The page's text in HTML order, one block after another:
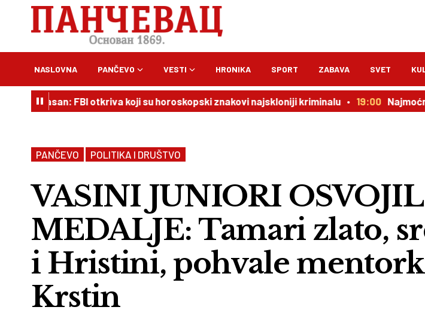
NASLOVNA PANČEVO VESTI HRONIKA SPORT ZABAVA SVET
FBI otkriva koji su horoskopski znakovi najskloniji kriminalu 19:00 Najmoćniji ritual
PANČEVO POLITIKA I DRUŠTVO
VASINI JUNIORI
MEDALJE: Tamari zlato,
i Hristini, pohvale
Krstin